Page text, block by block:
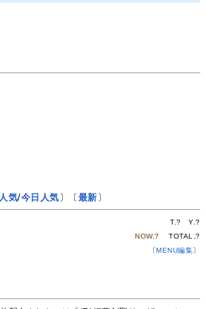
人気/今日人気 〕〔 最新 〕
T.? Y.?
NOW.? TOTAL.?
〔MENU編集〕